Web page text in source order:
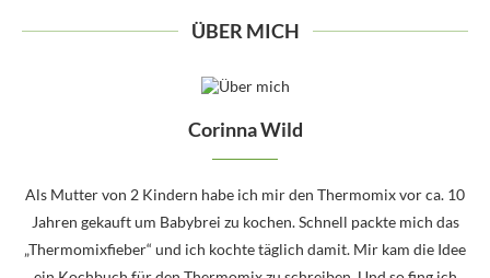
ÜBER MICH
Corinna Wild
Als Mutter von 2 Kindern habe ich mir den Thermomix vor ca. 10
Jahren gekauft um Babybrei zu kochen. Schnell packte mich das
„Thermomixfieber“ und ich kochte täglich damit. Mir kam die Idee